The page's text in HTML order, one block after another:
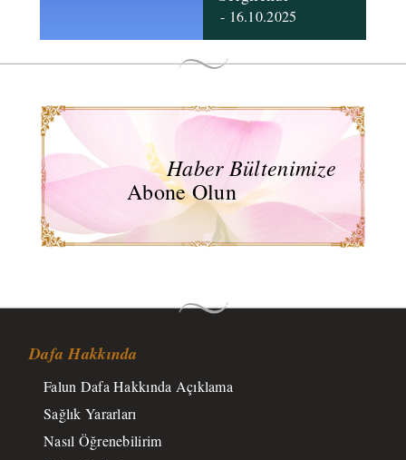
- 16.10.2025
Haber Bültenimize
Abone Olun
Dafa Hakkında
Falun Dafa Hakkında Açıklama
Sağlık Yararları
Nasıl Öğrenebilirim